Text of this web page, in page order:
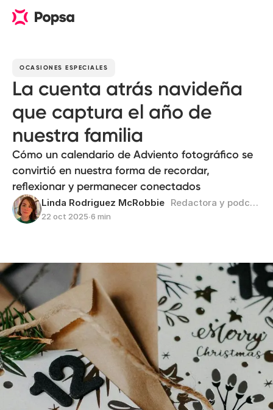
OCASIONES ESPECIALES
La cuenta atrás navideña
que captura el año de
nuestra familia
Cómo un calendario de Adviento fotográfico se
convirtió en nuestra forma de recordar,
reflexionar y permanecer conectados
Linda Rodriguez McRobbie Redactora y podcastera
22 oct 2025∙6 min